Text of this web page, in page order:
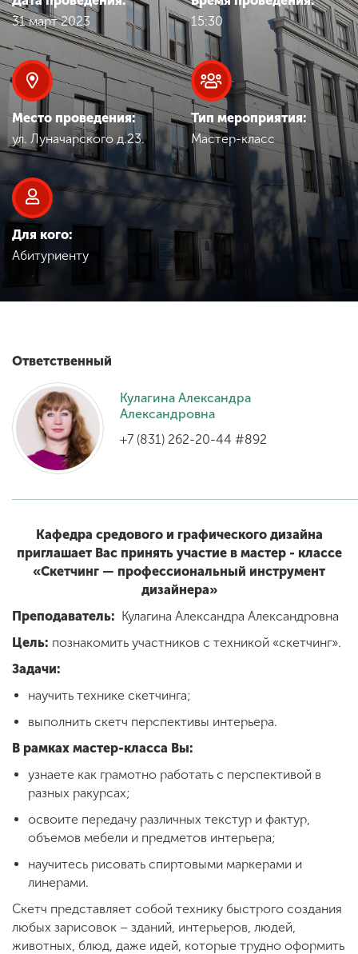
Наука
Международная
деятельность
Другие виды
деятельности
Студенческая жизнь
ENG SPN CHI
комиссия
31 март 2023
15:30
Место проведения:
ул. Луначарского д.23.
Тип мероприятия:
Мастер-класс
Для кого:
Абитуриенту
Ответственный
Кулагина Александра
Александровна
+7 (831) 262-20-44 #892
Кафедра средового и графического дизайна
приглашает Вас принять участие в мастер - классе
«Скетчинг — профессиональный инструмент
дизайнера»
Преподаватель: Кулагина Александра Александровна
Цель: познакомить участников с техникой «скетчинг».
Задачи:
научить технике скетчинга;
выполнить скетч перспективы интерьера.
В рамках мастер-класса Вы:
узнаете как грамотно работать с перспективой в
разных ракурсах;
освоите передачу различных текстур и фактур,
объемов мебели и предметов интерьера;
научитесь рисовать спиртовыми маркерами и
линерами.
Скетч представляет собой технику быстрого создания
любых зарисовок – зданий, интерьеров, людей,
животных, блюд, даже идей, которые трудно оформить